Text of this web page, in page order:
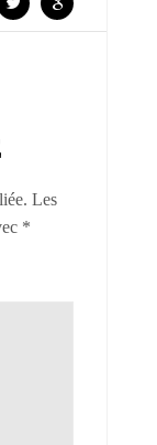
Les
*